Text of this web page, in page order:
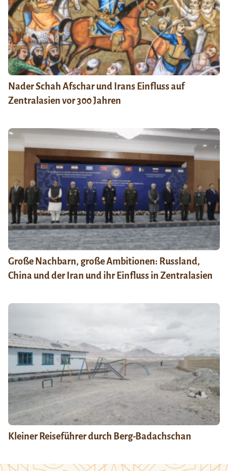
Nader Schah Afschar und Irans Einfluss auf
Zentralasien vor 300 Jahren
Große Nachbarn, große Ambitionen: Russland,
China und der Iran und ihr Einfluss in Zentralasien
Kleiner Reiseführer durch Berg-Badachschan